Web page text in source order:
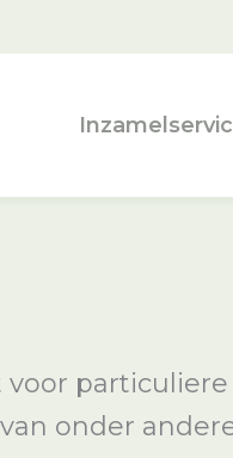
particuliere
onder